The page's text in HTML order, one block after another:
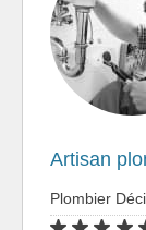
Artisan
Plombier